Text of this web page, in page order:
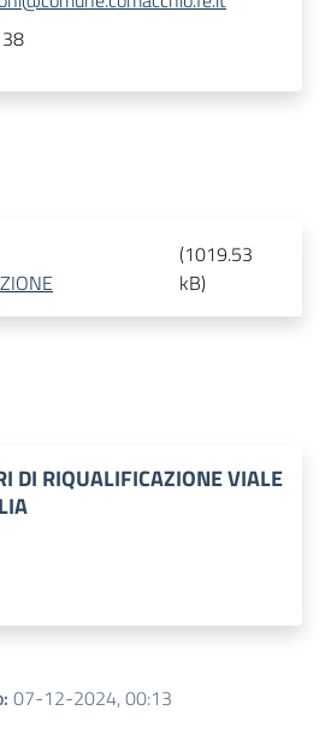
(1019.53
kB)
DI RIQUALIFICAZIONE VIALE
: 07-12-2024, 00:13